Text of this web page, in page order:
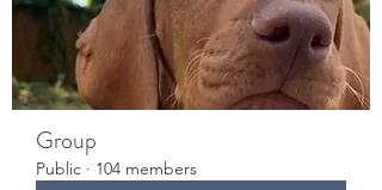
Group
Public · 104 members